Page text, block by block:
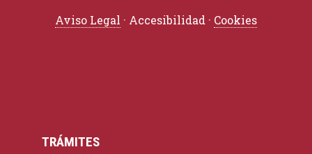
Aviso Legal · Accesibilidad · Cookies
TRÁMITES